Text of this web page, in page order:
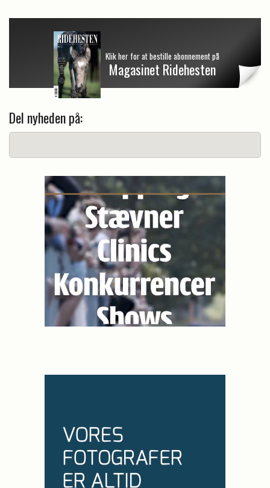
Klik her for at bestille abonnement på
Magasinet Ridehesten
Del nyheden på: